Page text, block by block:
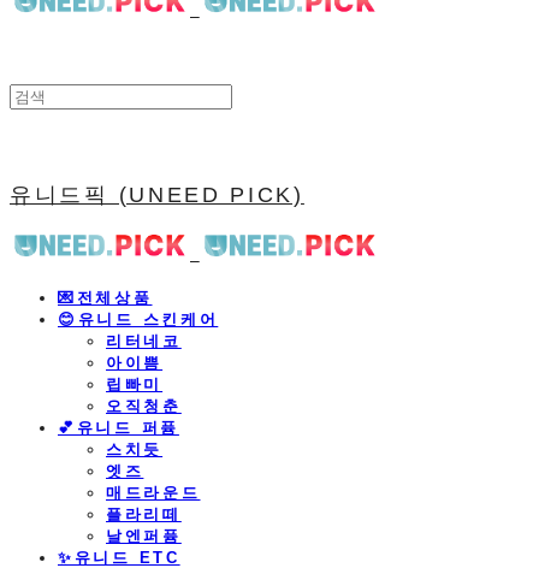
유니드픽 (UNEED PICK)
💌전체상품
😊유니드 스킨케어
리터네코
아이쁨
립빠미
오직청춘
💕유니드 퍼퓸
스치듯
엣즈
매드라운드
플라리떼
날엔퍼퓸
​✨유니드 ETC